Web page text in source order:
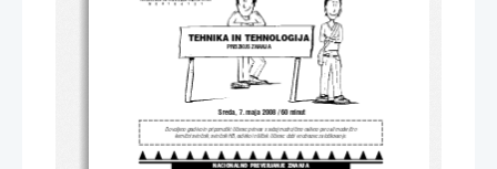
Dovoljeno gradivo in pripomo~ki: U~enec prinese s seboj modro/~rno nalivno pero ali moder/~rn
kemi~ni svin~nik, svin~nik HB, radirko in {il~ek. U~enec dobi en obrazec za to~kovanje.
TEHNIKA IN TEHNOLOGIJA
PREIZKUS ZNANJA
Sreda, 7. maja 2008 / 60 minut
NACIONALNO PREVERJANJE ZNANJA